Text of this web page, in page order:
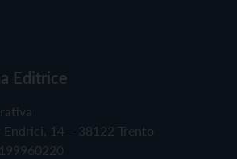
Editrice
14 – 38122 Trento